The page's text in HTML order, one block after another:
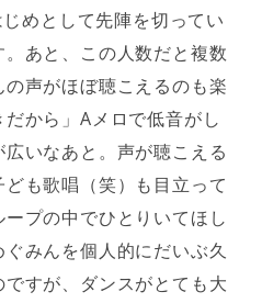
じめとして先陣を切ってい
あと、この人数だと複数
声がほぼ聴こえるのも楽
から」Aメロで低音がし
いなあと。声が聴こえる
も歌唱（笑）も目立って
プの中でひとりいてほし
みんを個人的にだいぶ久
すが、ダンスがとても大